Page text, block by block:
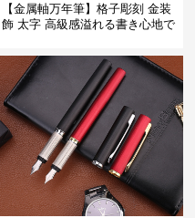
【金属軸万年筆】格子彫刻 金装
飾 太字 高級感溢れる書き心地で